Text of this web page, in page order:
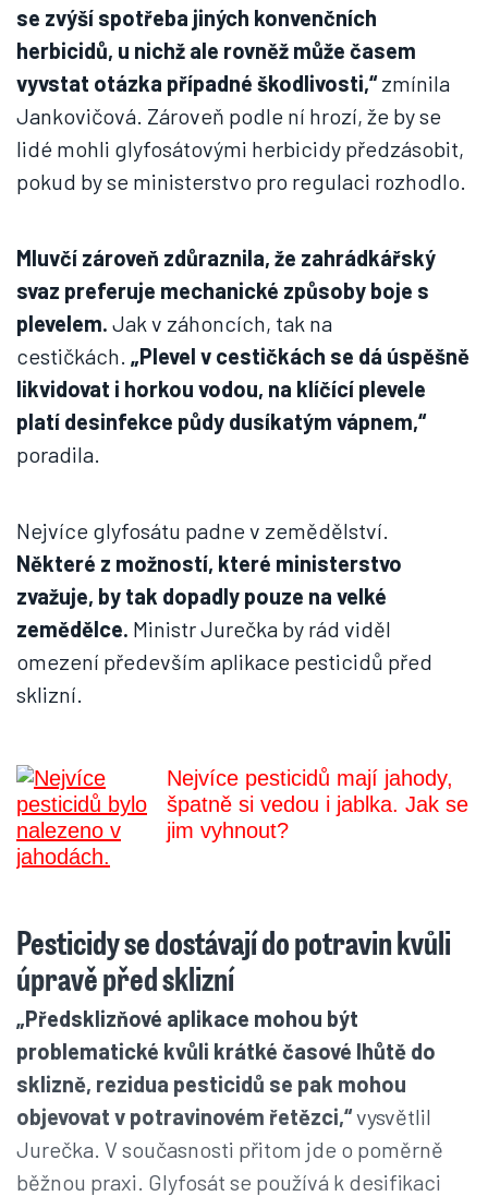
se zvýší spotřeba jiných konvenčních
herbicidů, u nichž ale rovněž může časem
vyvstat otázka případné škodlivosti,“zmínila
Jankovičová. Zároveň podle ní hrozí, že by se
lidé mohli glyfosátovými herbicidy předzásobit,
pokud by se ministerstvo pro regulaci rozhodlo.
Mluvčí zároveň zdůraznila, že zahrádkářský
svaz preferuje mechanické způsoby boje s
plevelem. Jak v záhoncích, tak na
cestičkách. „Plevel v cestičkách se dá úspěšně
likvidovat i horkou vodou, na klíčící plevele
platí desinfekce půdy dusíkatým vápnem,“
poradila.
Nejvíce glyfosátu padne v zemědělství.
Některé z možností, které ministerstvo
zvažuje, by tak dopadly pouze na velké
zemědělce. Ministr Jurečka by rád viděl
omezení především aplikace pesticidů před
sklizní.
Nejvíce pesticidů mají jahody,
špatně si vedou i jablka. Jak se
jim vyhnout?
Pesticidy se dostávají do potravin kvůli
úpravě před sklizní
„Předsklizňové aplikace mohou být
problematické kvůli krátké časové lhůtě do
sklizně, rezidua pesticidů se pak mohou
objevovat v potravinovém řetězci,“vysvětlil
Jurečka. V současnosti přitom jde o poměrně
běžnou praxi. Glyfosát se používá k desifikaci